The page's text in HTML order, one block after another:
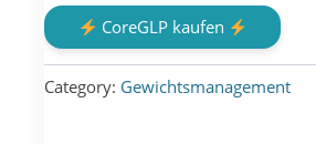
price
was:
€79.00.
price
is:
€36.00.
CoreGLP kaufen
Category: Gewichtsmanagement